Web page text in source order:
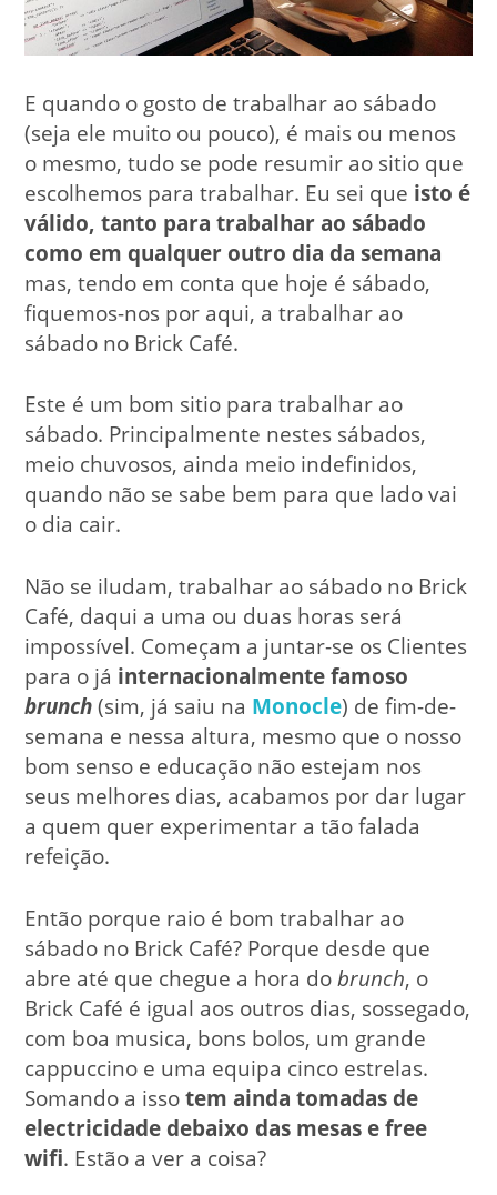
E quando o gosto de trabalhar ao sábado
(seja ele muito ou pouco), é mais ou menos
o mesmo, tudo se pode resumir ao sitio que
escolhemos para trabalhar. Eu sei que isto é
válido, tanto para trabalhar ao sábado
como em qualquer outro dia da semana
mas, tendo em conta que hoje é sábado,
fiquemos-nos por aqui, a trabalhar ao
sábado no Brick Café.
Este é um bom sitio para trabalhar ao
sábado. Principalmente nestes sábados,
meio chuvosos, ainda meio indefinidos,
quando não se sabe bem para que lado vai
o dia cair.
Não se iludam, trabalhar ao sábado no Brick
Café, daqui a uma ou duas horas será
impossível. Começam a juntar-se os Clientes
para o já internacionalmente famoso
brunch(sim, já saiu na Monocle) de fim-de-
semana e nessa altura, mesmo que o nosso
bom senso e educação não estejam nos
seus melhores dias, acabamos por dar lugar
a quem quer experimentar a tão falada
refeição.
Então porque raio é bom trabalhar ao
sábado no Brick Café? Porque desde que
abre até que chegue a hora dobrunch, o
Brick Café é igual aos outros dias, sossegado,
com boa musica, bons bolos, um grande
cappuccino e uma equipa cinco estrelas.
Somando a issotem ainda tomadas de
electricidade debaixo das mesas e free
wifi. Estão a ver a coisa?